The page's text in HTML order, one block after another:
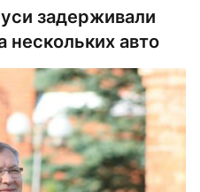
задерживали
нескольких авто